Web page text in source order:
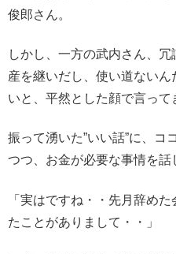
俊郎さん。
しかし、一方の武内さん、
産を継いだし、使い道ない
いと、平然とした顔で言って
振って湧いた”いい話”に、コ
つつ、お金が必要な事情を話
「実はですね・・先月辞め
たことがありまして・・」